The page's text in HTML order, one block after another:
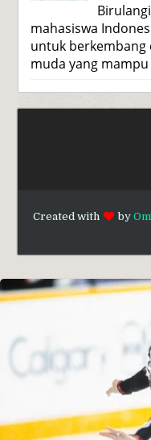
mahasiswa
untuk
muda yang
Created with by